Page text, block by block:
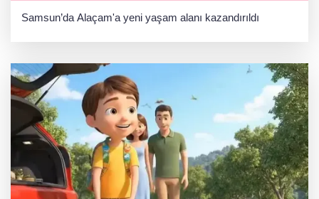
Samsun’da Alaçam'a yeni yaşam alanı kazandırıldı